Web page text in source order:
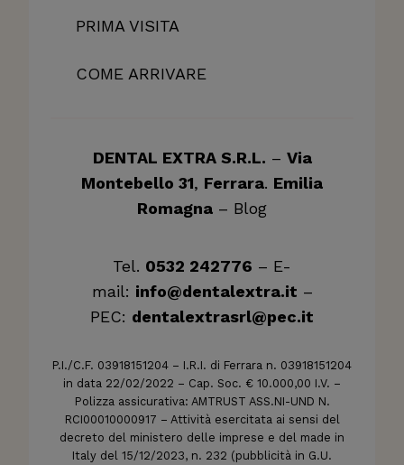
PRIMA VISITA
COME ARRIVARE
DENTAL EXTRA S.R.L. – Via
Montebello 31, Ferrara. Emilia
Romagna – Blog
Tel. 0532 242776 – E-
mail: info@dentalextra.it –
PEC: dentalextrasrl@pec.it
P.I./C.F. 03918151204 – I.R.I. di Ferrara n. 03918151204
in data 22/02/2022 – Cap. Soc. € 10.000,00 I.V. –
Polizza assicurativa: AMTRUST ASS.NI-UND N.
RCI00010000917 – Attività esercitata ai sensi del
decreto del ministero delle imprese e del made in
Italy del 15/12/2023, n. 232 (pubblicità in G.U.